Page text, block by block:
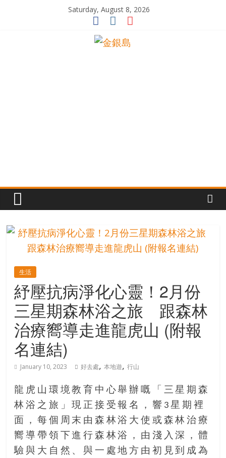
Saturday, August 8, 2026
命
的
寶
藏
金
銀
島
享
共
共
創
人
生
下
半
生活
紓壓抗病淨化心靈！2月份
三星期森林浴之旅 跟森林
治療嚮導走進龍虎山 (附報
名連結)
January 10, 2023 好去處,本地遊,行山
龍虎山環境教育中心舉辦嘅「三星期森
林浴之旅」現正接受報名，響3星期裡
面，每個周末由森林浴大使或森林治療
嚮導帶領下進行森林浴，由淺入深，體
驗與大自然、與一處地方由初見到成為